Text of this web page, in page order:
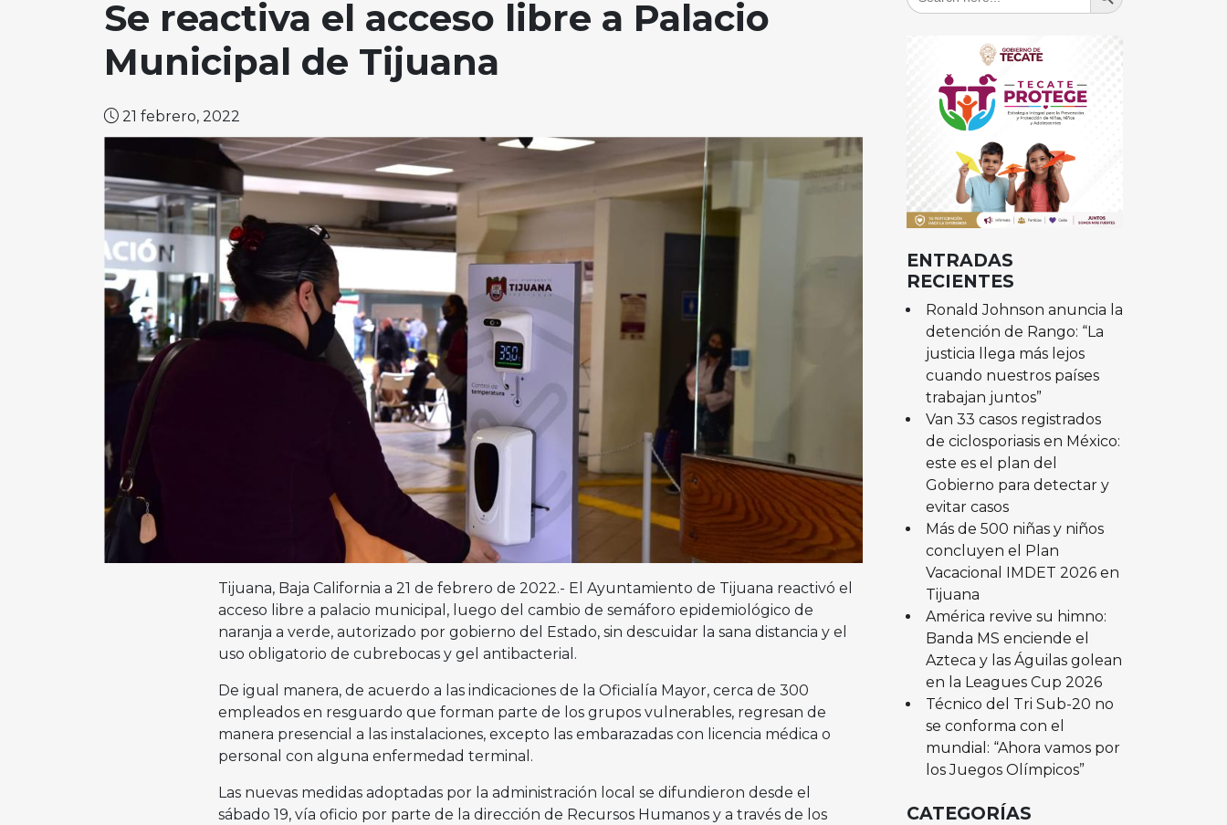
Se reactiva el acceso libre a Palacio
Municipal de Tijuana
21 febrero, 2022
Tijuana, Baja California a 21 de febrero de 2022.- El Ayuntamiento de Tijuana reactivó el
acceso libre a palacio municipal, luego del cambio de semáforo epidemiológico de
naranja a verde, autorizado por gobierno del Estado, sin descuidar la sana distancia y el
uso obligatorio de cubrebocas y gel antibacterial.
De igual manera, de acuerdo a las indicaciones de la Oficialía Mayor, cerca de 300
empleados en resguardo que forman parte de los grupos vulnerables, regresan de
manera presencial a las instalaciones, excepto las embarazadas con licencia médica o
personal con alguna enfermedad terminal.
Las nuevas medidas adoptadas por la administración local se difundieron desde el
sábado 19, vía oficio por parte de la dirección de Recursos Humanos y a través de los
ENTRADAS
RECIENTES
Ronald Johnson anuncia la
detención de Rango: “La
justicia llega más lejos
cuando nuestros países
trabajan juntos”
Van 33 casos registrados
de ciclosporiasis en México:
este es el plan del
Gobierno para detectar y
evitar casos
Más de 500 niñas y niños
concluyen el Plan
Vacacional IMDET 2026 en
Tijuana
América revive su himno:
Banda MS enciende el
Azteca y las Águilas golean
en la Leagues Cup 2026
Técnico del Tri Sub-20 no
se conforma con el
mundial: “Ahora vamos por
los Juegos Olímpicos”
CATEGORÍAS